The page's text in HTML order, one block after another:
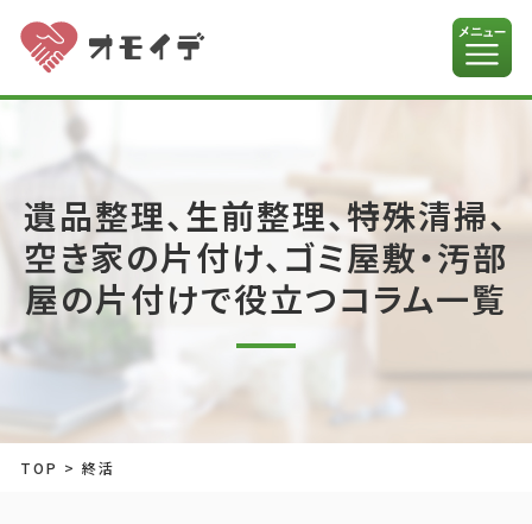
遺品整理、生前整理、特殊清掃、
空き家の片付け、ゴミ屋敷・汚部
屋の片付けで役立つコラム一覧
TOP > 終活